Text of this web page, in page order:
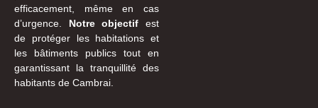
efficacement, même en cas
d’urgence. Notre objectif est
de protéger les habitations et
les bâtiments publics tout en
garantissant la tranquillité des
habitants de Cambrai.